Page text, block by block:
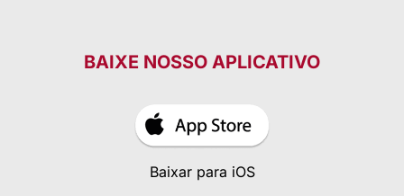
BAIXE NOSSO APLICATIVO
Baixar para iOS